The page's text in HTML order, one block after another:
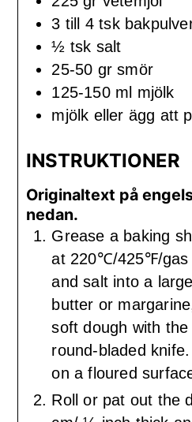
3 till 4 tsk
½ tsk salt
25-50 gr smör
125-150 ml mjölk
mjölk eller ägg att
INSTRUKTIONER
Originaltext på
nedan.
Grease a baking
at 220℃/425℉/gas
and salt into a
butter or
soft dough with
round-bladed
on a floured
Roll or pat out the